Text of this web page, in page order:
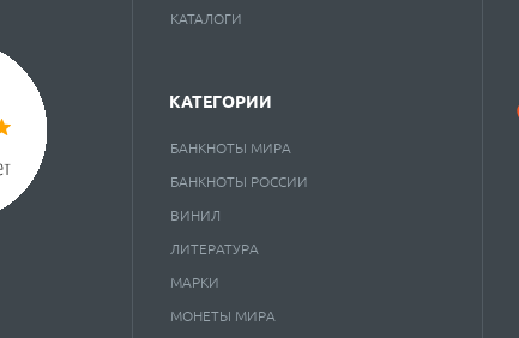
КАТАЛОГИ
КАТЕГОРИИ
БАНКНОТЫ МИРА
БАНКНОТЫ РОССИИ
ВИНИЛ
ЛИТЕРАТУРА
МАРКИ
МОНЕТЫ МИРА